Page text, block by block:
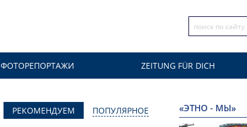
ФОТОРЕПОРТАЖИ ZEITUNG FÜR DICH
РЕКОМЕНДУЕМ ПОПУЛЯРНОЕ «ЭТНО - МЫ»